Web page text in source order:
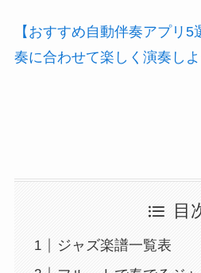
【おすすめ自動伴奏アプリ
奏に合わせて楽しく演奏し
目
ジャズ楽譜一覧表